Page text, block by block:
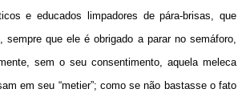
e educados limpadores de pára-brisas, que
que ele é obrigado a parar no semáforo,
sem o seu consentimento, aquela meleca
em seu “metier”; como se não bastasse o fato